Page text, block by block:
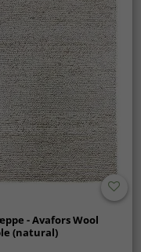
- Avafors Wool
(natural)